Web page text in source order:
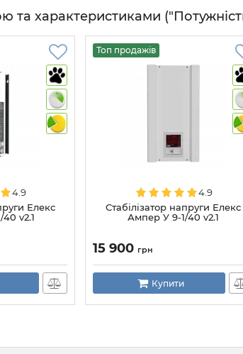
та характеристиками
4.9
Елекс
v2.1
Топ продажів
4.9
Стабілізатор напруги Елекс
Ампер У 9-1/40 v2.1
15 900 грн
Купити